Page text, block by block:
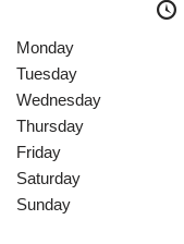
Monday
Tuesday
Wednesday
Thursday
Friday
Saturday
Sunday